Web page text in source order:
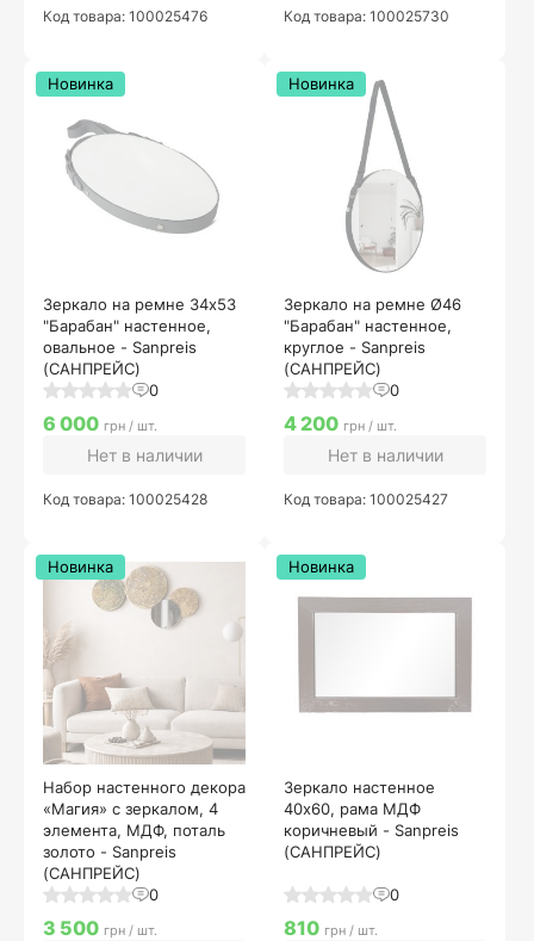
Код товара: 100025476 Код товара: 100025730
Зеркало на ремне 34х53
"Барабан" настенное,
овальное - Sanpreis
(САНПРЕЙС)
0
Новинка
6 000 грн / шт.
Нет в наличии
Код товара: 100025428
Зеркало на ремне Ø46
"Барабан" настенное,
круглое - Sanpreis
(САНПРЕЙС)
0
Новинка
4 200 грн / шт.
Нет в наличии
Код товара: 100025427
Набор настенного декора
«Магия» с зеркалом, 4
элемента, МДФ, поталь
золото - Sanpreis
(САНПРЕЙС)
0
Новинка
3 500 грн / шт.
Зеркало настенное
40х60, рама МДФ
коричневый - Sanpreis
(САНПРЕЙС)
0
Новинка
810 грн / шт.